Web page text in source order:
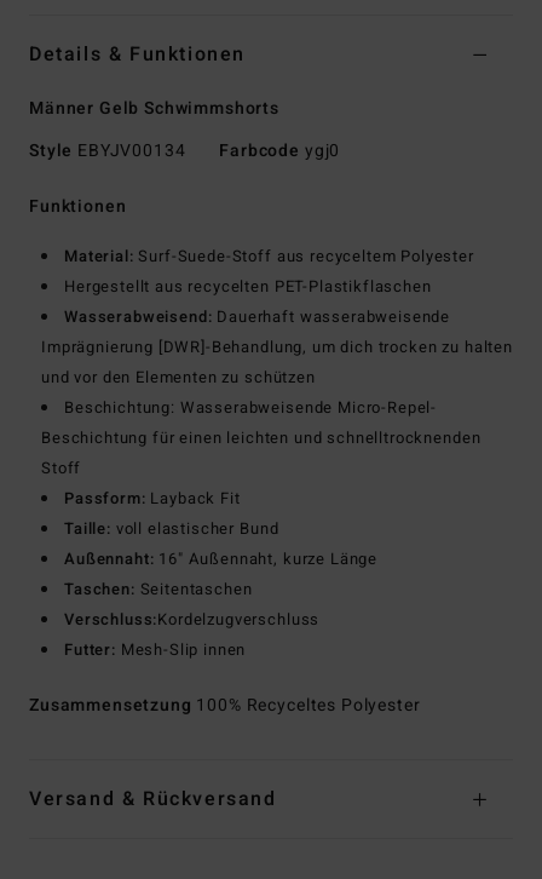
Details & Funktionen
Männer Gelb Schwimmshorts
Style EBYJV00134 Farbcode ygj0
Funktionen
Material: Surf-Suede-Stoff aus recyceltem Polyester
Hergestellt aus recycelten PET-Plastikflaschen
Wasserabweisend: Dauerhaft wasserabweisende
Imprägnierung [DWR]-Behandlung, um dich trocken zu halten
und vor den Elementen zu schützen
Beschichtung: Wasserabweisende Micro-Repel-
Beschichtung für einen leichten und schnelltrocknenden
Stoff
Passform: Layback Fit
Taille: voll elastischer Bund
Außennaht: 16" Außennaht, kurze Länge
Taschen: Seitentaschen
Verschluss:Kordelzugverschluss
Futter: Mesh-Slip innen
Zusammensetzung 100% Recyceltes Polyester
Versand & Rückversand